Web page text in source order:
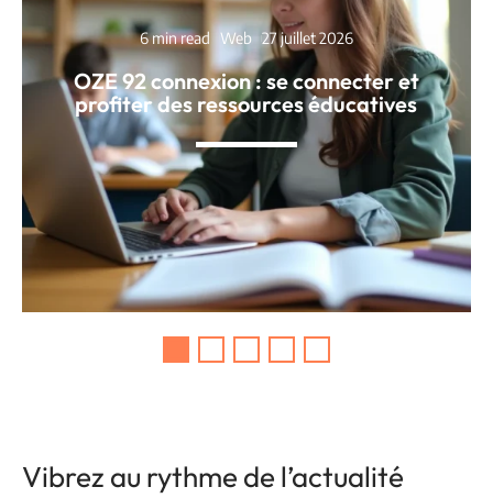
6 min read Web 27 juillet 2026
OZE 92 connexion : se connecter et
profiter des ressources éducatives
Vibrez au rythme de l’actualité